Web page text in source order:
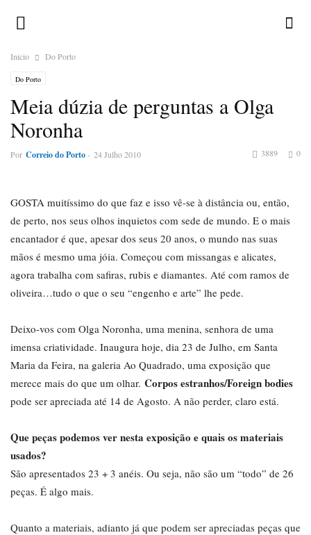
Inicio Do Porto
Do Porto
Meia dúzia de perguntas a Olga
Noronha
Por Correio do Porto- 24 Julho 2010 0
3889
GOSTA muitíssimo do que faz e isso vê-se à distância ou, então,
de perto, nos seus olhos inquietos com sede de mundo. E o mais
encantador é que, apesar dos seus 20 anos, o mundo nas suas
mãos é mesmo uma jóia. Começou com missangas e alicates,
agora trabalha com safiras, rubis e diamantes. Até com ramos de
oliveira…tudo o que o seu “engenho e arte” lhe pede.
Deixo-vos com Olga Noronha, uma menina, senhora de uma
imensa criatividade. Inaugura hoje, dia 23 de Julho, em Santa
Maria da Feira, na galeria Ao Quadrado, uma exposição que
merece mais do que um olhar. Corpos estranhos/Foreign bodies
pode ser apreciada até 14 de Agosto. A não perder, claro está.
Que peças podemos ver nesta exposição e quais os materiais
usados?
São apresentados 23 + 3 anéis. Ou seja, não são um “todo” de 26
peças. É algo mais.
Quanto a materiais, adianto já que podem ser apreciadas peças que